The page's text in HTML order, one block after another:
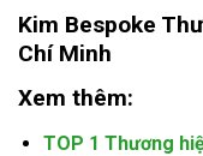
Kim Bespoke
Chí Minh
Xem thêm:
TOP 1 Thương